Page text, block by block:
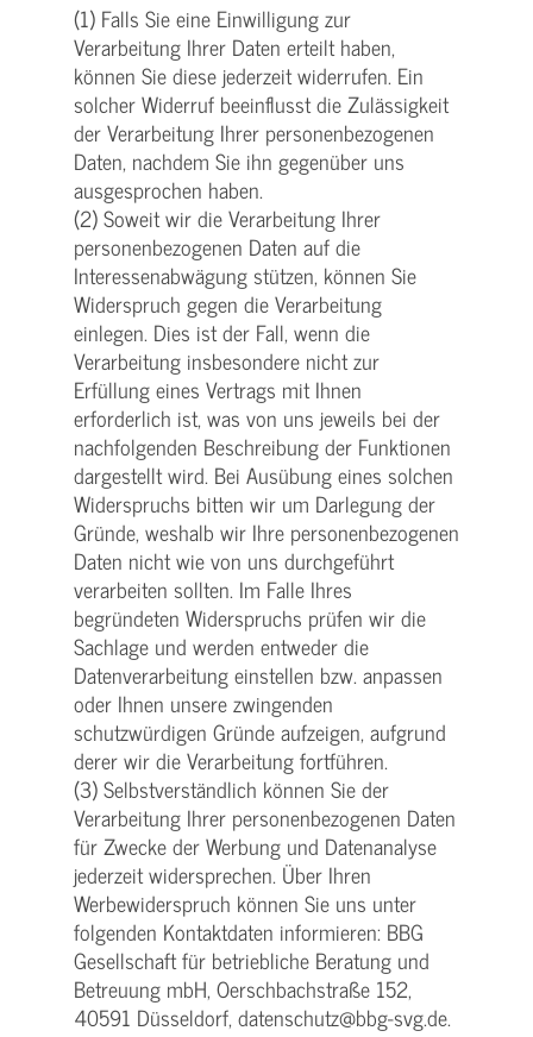
(1) Falls Sie eine Einwilligung zur
Verarbeitung Ihrer Daten erteilt haben,
können Sie diese jederzeit widerrufen. Ein
solcher Widerruf beeinflusst die Zulässigkeit
der Verarbeitung Ihrer personenbezogenen
Daten, nachdem Sie ihn gegenüber uns
ausgesprochen haben.
(2) Soweit wir die Verarbeitung Ihrer
personenbezogenen Daten auf die
Interessenabwägung stützen, können Sie
Widerspruch gegen die Verarbeitung
einlegen. Dies ist der Fall, wenn die
Verarbeitung insbesondere nicht zur
Erfüllung eines Vertrags mit Ihnen
erforderlich ist, was von uns jeweils bei der
nachfolgenden Beschreibung der Funktionen
dargestellt wird. Bei Ausübung eines solchen
Widerspruchs bitten wir um Darlegung der
Gründe, weshalb wir Ihre personenbezogenen
Daten nicht wie von uns durchgeführt
verarbeiten sollten. Im Falle Ihres
begründeten Widerspruchs prüfen wir die
Sachlage und werden entweder die
Datenverarbeitung einstellen bzw. anpassen
oder Ihnen unsere zwingenden
schutzwürdigen Gründe aufzeigen, aufgrund
derer wir die Verarbeitung fortführen.
(3) Selbstverständlich können Sie der
Verarbeitung Ihrer personenbezogenen Daten
für Zwecke der Werbung und Datenanalyse
jederzeit widersprechen. Über Ihren
Werbewiderspruch können Sie uns unter
folgenden Kontaktdaten informieren: BBG
Gesellschaft für betriebliche Beratung und
Betreuung mbH, Oerschbachstraße 152,
40591 Düsseldorf, datenschutz@bbg-svg.de.